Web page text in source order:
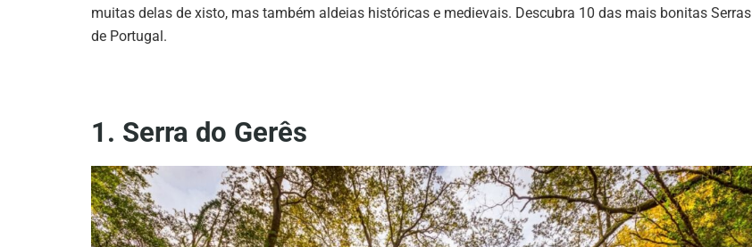
muitas delas de xisto, mas também aldeias históricas e medievais. Descubra 10 das mais bonitas Serras
de Portugal.
1. Serra do Gerês